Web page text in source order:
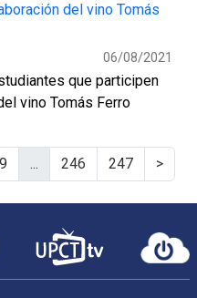
06/08/2021
que participen
vino Tomás Ferro
... 246 247 >